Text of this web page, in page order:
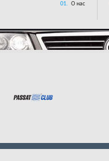
01. О нас